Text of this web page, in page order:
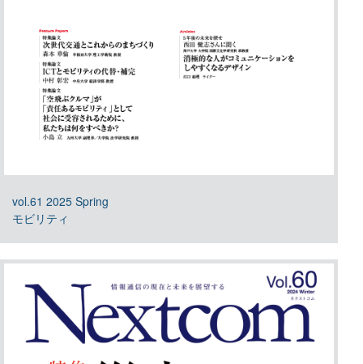
vol.61 2025 Spring
モビリティ